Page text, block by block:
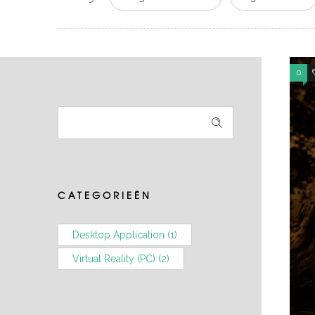
0
CATEGORIEËN
Desktop Application (1)
Virtual Reality (PC) (2)